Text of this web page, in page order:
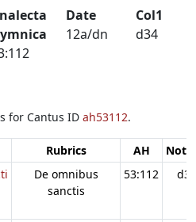
Date
12a/dn
Col1
d34
for Cantus ID ah53112.
Rubrics AH
De omnibus
sanctis
53:112 d34